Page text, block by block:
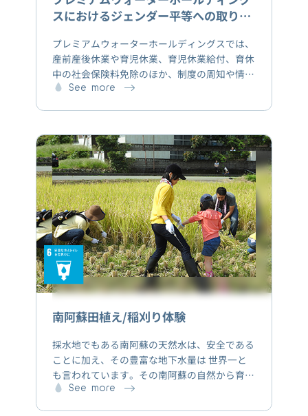
スにおけるジェンダー平等への取り組
プレミアムウォーターホールディングスでは、
産前産後休業や育児休業、育児休業給付、育休
中の社会保険料免除のほか、制度の周知や情報
提供を行っています。また週１日程度、在宅勤
See more
南阿蘇田植え/稲刈り体験
採水地でもある南阿蘇の天然水は、安全である
ことに加え、その豊富な地下水量は 世界一と
も言われています。その南阿蘇の自然から育ま
れた地下水を、「この先もずっと残していきた
See more